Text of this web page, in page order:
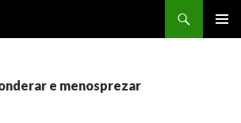
e menosprezar